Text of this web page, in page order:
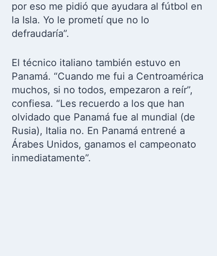
por eso me pidió que ayudara al fútbol en
la Isla. Yo le prometí que no lo
defraudaría”.
El técnico italiano también estuvo en
Panamá. “Cuando me fui a Centroamérica
muchos, si no todos, empezaron a reír”,
confiesa. “Les recuerdo a los que han
olvidado que Panamá fue al mundial (de
Rusia), Italia no. En Panamá entrené a
Árabes Unidos, ganamos el campeonato
inmediatamente”.